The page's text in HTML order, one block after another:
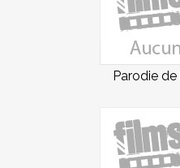
Parodie de